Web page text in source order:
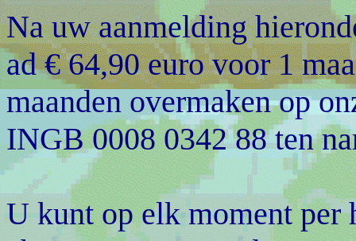
Na uw aanmelding
ad € 64,90 euro voor 1
maanden overmaken op
INGB 0008 0342 88 ten
U kunt op elk moment per